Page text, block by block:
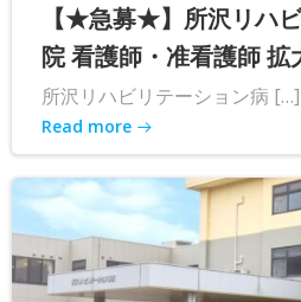
【★急募★】所沢リハ
院 看護師・准看護師 拡
所沢リハビリテーション病 […]
Read more